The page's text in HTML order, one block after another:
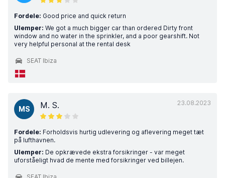
Fordele: Good price and quick return
Ulemper: We got a much bigger car than ordered Dirty front
window and no water in the sprinkler, and a poor gearshift. Not
very helpful personal at the rental desk
SEAT Ibiza
23.08.2023
MS M. S.
Fordele: Forholdsvis hurtig udlevering og aflevering meget tæt
på lufthavnen.
Ulemper: De opkrævede ekstra forsikringer - var meget
uforståeligt hvad de mente med forsikringer ved billejen.